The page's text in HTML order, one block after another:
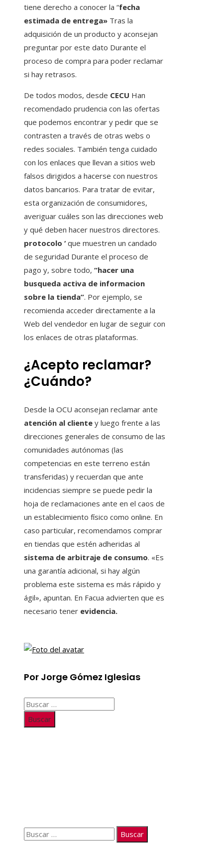
tiene derecho a conocer la “fecha
estimada de entrega» Tras la
adquisición de un producto y aconsejan
preguntar por este dato Durante el
proceso de compra para poder reclamar
si hay retrasos.
De todos modos, desde CECU Han
recomendado prudencia con las ofertas
que podemos encontrar y pedir que se
contrasten a través de otras webs o
redes sociales. También tenga cuidado
con los enlaces que llevan a sitios web
falsos dirigidos a hacerse con nuestros
datos bancarios. Para tratar de evitar,
esta organización de consumidores,
averiguar cuáles son las direcciones web
y qué deben hacer nuestros directores.
protocolo ‘ que muestren un candado
de seguridad Durante el proceso de
pago y, sobre todo, “hacer una
busqueda activa de informacion
sobre la tienda”. Por ejemplo, se
recomienda acceder directamente a la
Web del vendedor en lugar de seguir con
los enlaces de otras plataformas.
¿Acepto reclamar?
¿Cuándo?
Desde la OCU aconsejan reclamar ante
atención al cliente y luego frente a las
direcciones generales de consumo de las
comunidades autónomas (las
competencias en este terreno están
transferidas) y recuerdan que ante
incidencias siempre se puede pedir la
hoja de reclamaciones ante en el caos de
un establecimiento físico como online. En
caso particular, recomendamos comprar
en tiendas que estén adheridas al
sistema de arbitraje de consumo. «Es
una garantía adicional, si hay algún
problema este sistema es más rápido y
ágil», apuntan. En Facua advierten que es
necesario tener evidencia.
Por Jorge Gómez Iglesias
Buscar:
Buscar: